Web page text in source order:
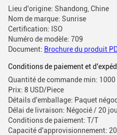
Lieu d'origine: Shandong, Chine
Nom de marque: Sunrise
Certification: ISO
Numéro de modèle: 709
Document: Brochure du produit
Conditions de paiement et
Quantité de commande min: 1000
Prix: 8 USD/Piece
Détails d'emballage: Paquet
Délai de livraison: Négocié / 20
Conditions de paiement: T/T
Capacité d'approvisionnement: